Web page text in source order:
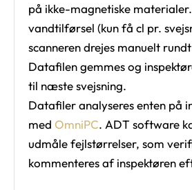
på ikke-magnetiske
vandtilførsel (kun få cl pr.
scanneren drejes manuelt
Datafilen gemmes og
til næste svejsning.
Datafiler analyseres enten på
med OmniPC. ADT software
udmåle fejlstørrelser, som
kommenteres af inspektøren